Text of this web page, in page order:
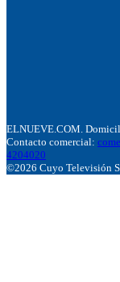
ELNUEVE.COM.
Contacto comercial:
4204020
©2026 Cuyo Televisión